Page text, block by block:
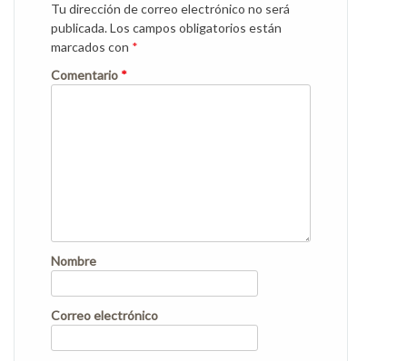
Tu dirección de correo electrónico no será
publicada.Los campos obligatorios están
marcados con *
Comentario *
Nombre
Correo electrónico